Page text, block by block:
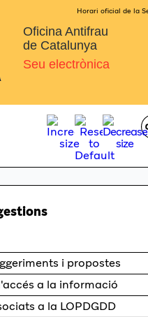
Horari oficial de la
Oficina Antifrau
de Catalunya
Seu electrònica
i propostes
a la informació
a la LOPDGDD